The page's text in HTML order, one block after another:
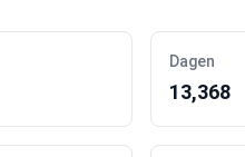
Dagen
13,368